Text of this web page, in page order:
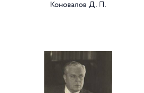
Коновалов Д. П.